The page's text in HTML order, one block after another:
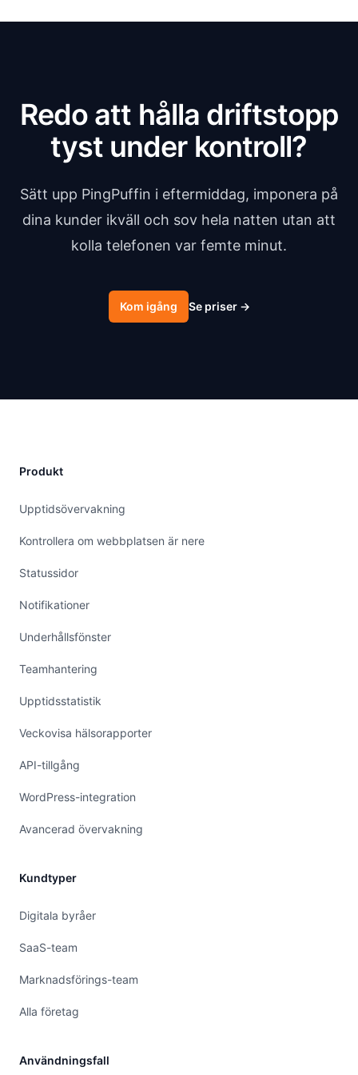
Redo att hålla driftstopp
tyst under kontroll?
Sätt upp PingPuffin i eftermiddag, imponera på
dina kunder ikväll och sov hela natten utan att
kolla telefonen var femte minut.
Kom igång Se priser →
Produkt
Upptidsövervakning
Kontrollera om webbplatsen är nere
Statussidor
Notifikationer
Underhållsfönster
Teamhantering
Upptidsstatistik
Veckovisa hälsorapporter
API-tillgång
WordPress-integration
Avancerad övervakning
Kundtyper
Digitala byråer
SaaS-team
Marknadsförings-team
Alla företag
Användningsfall